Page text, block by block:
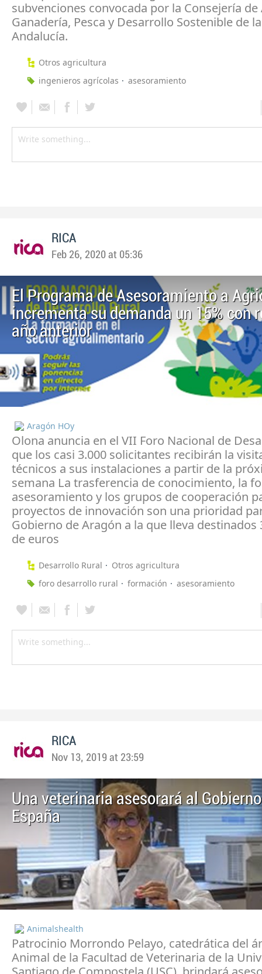
subvenciones convocada por la Consejería
Ganadería, Pesca y Desarrollo Sostenible de
Andalucía.
Otros agricultura
ingenieros agrícolas
asesoramiento
RICA
Feb 26, 2020 at 05:36
El Programa de Asesoramiento a
incrementa su demanda un 15% con
año anterior
Aragón HOy
Olona anuncia en el VII Foro Nacional de
que los casi 3.000 solicitantes recibirán la
técnicos a sus instalaciones a partir de la
semana La trasferencia de conocimiento, la
asesoramiento y los grupos de cooperación
proyectos de innovación son una prioridad
Gobierno de Aragón a la que lleva destinados
de euros
Desarrollo Rural
Otros agricultura
foro desarrollo rural
formación asesoramiento
RICA
Nov 13, 2019 at 23:59
Una veterinaria asesorará al
España
Animalshealth
Patrocinio Morrondo Pelayo, catedrática del
Animal de la Facultad de Veterinaria de la